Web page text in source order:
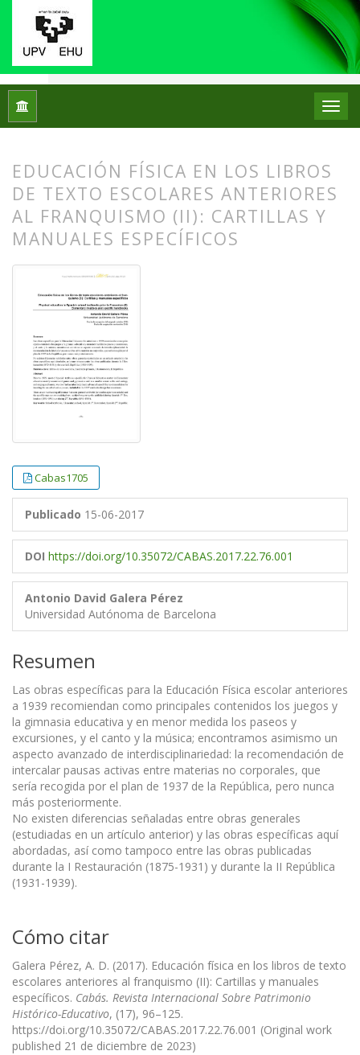
Inicio
EDUCACIÓN FÍSICA EN LOS LIBROS
DE TEXTO ESCOLARES ANTERIORES
AL FRANQUISMO (II): CARTILLAS Y
MANUALES ESPECÍFICOS
Cabas1705
Publicado 15-06-2017
DOI https://doi.org/10.35072/CABAS.2017.22.76.001
Antonio David Galera Pérez
Universidad Autónoma de Barcelona
Resumen
Las obras específicas para la Educación Física escolar anteriores
a 1939 recomiendan como principales contenidos los juegos y
la gimnasia educativa y en menor medida los paseos y
excursiones, y el canto y la música; encontramos asimismo un
aspecto avanzado de interdisciplinariedad: la recomendación de
intercalar pausas activas entre materias no corporales, que
sería recogida por el plan de 1937 de la República, pero nunca
más posteriormente.
No existen diferencias señaladas entre obras generales
(estudiadas en un artículo anterior) y las obras específicas aquí
abordadas, así como tampoco entre las obras publicadas
durante la I Restauración (1875-1931) y durante la II República
(1931-1939).
Cómo citar
Galera Pérez, A. D. (2017). Educación física en los libros de texto
escolares anteriores al franquismo (II): Cartillas y manuales
específicos. Cabás. Revista Internacional Sobre Patrimonio
Histórico-Educativo, (17), 96–125.
https://doi.org/10.35072/CABAS.2017.22.76.001 (Original work
published 21 de diciembre de 2023)